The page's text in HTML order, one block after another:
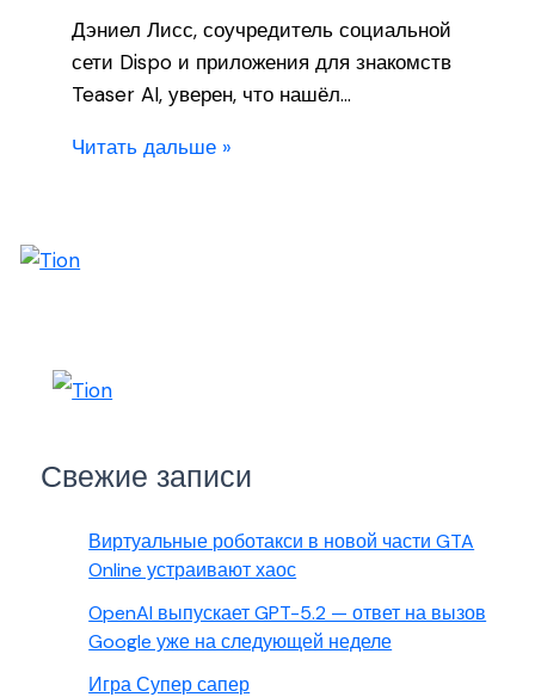
Дэниел Лисс, соучредитель социальной
сети Dispo и приложения для знакомств
Teaser AI, уверен, что нашёл…
Читать дальше »
Свежие записи
Виртуальные роботакси в новой части GTA
Online устраивают хаос
OpenAI выпускает GPT-5.2 — ответ на вызов
Google уже на следующей неделе
Игра Супер сапер